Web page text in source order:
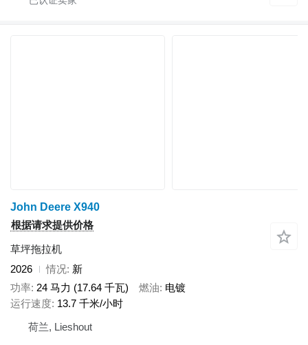
John Deere X940
根据请求提供价格
草坪拖拉机
2026
情况 新
功率 24 马力 (17.64 千瓦) 燃油 电镀
运行速度 13.7 千米/小时
荷兰, Lieshout